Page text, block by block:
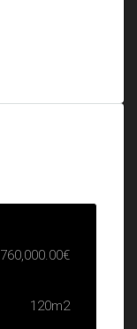
760,000.00€
120m2